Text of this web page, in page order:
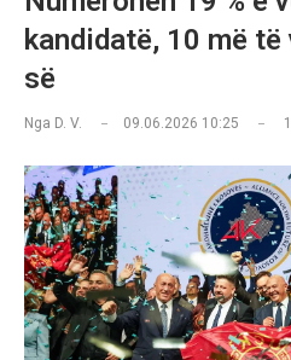
kandidatë, 10 më
së
Nga D. V. 09.06.2026 10:25